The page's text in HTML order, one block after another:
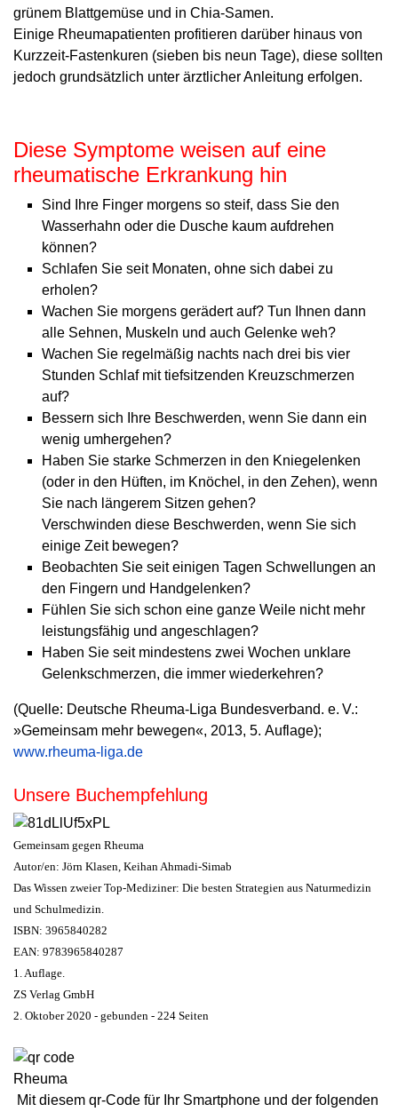
grünem Blattgemüse und in Chia-Samen.
Einige Rheumapatienten profitieren darüber hin­aus von
Kurzzeit-Fastenkuren (sieben bis neun Tage), diese sollten
jedoch grundsätzlich unter ärztlicher Anleitung erfolgen.
Diese Symptome weisen auf eine
rheumatische Erkrankung hin
Sind Ihre Finger morgens so steif, dass Sie den
Wasserhahn oder die Dusche kaum aufdrehen
können?
Schlafen Sie seit Monaten, ohne sich dabei zu
erholen?
Wachen Sie morgens gerädert auf? Tun Ihnen dann
alle Sehnen, Muskeln und auch Gelenke weh?
Wachen Sie regelmäßig nachts nach drei bis vier
Stunden Schlaf mit tiefsitzenden Kreuzschmerzen
auf?
Bessern sich Ihre Beschwerden, wenn Sie dann ein
wenig umhergehen?
Haben Sie starke Schmerzen in den Kniegelenken
(oder in den Hüften, im Knöchel, in den Zehen), wenn
Sie nach längerem Sitzen gehen?
Verschwinden diese Beschwerden, wenn Sie sich
einige Zeit bewegen?
Beobachten Sie seit einigen Tagen Schwellungen an
den Fingern und Handgelenken?
Fühlen Sie sich schon eine ganze Weile nicht mehr
leistungsfähig und angeschlagen?
Haben Sie seit mindestens zwei Wochen unklare
Gelenkschmerzen, die immer wiederkehren?
(Quelle: Deutsche Rheuma-Liga Bundesverband. e. V.:
»Gemeinsam mehr bewegen«, 2013, 5. Auflage);
www.rheuma-liga.de
Unsere Buchempfehlung
Gemeinsam gegen Rheuma
Autor/en: Jörn Klasen, Keihan Ahmadi-Simab
Das Wissen zweier Top-Mediziner: Die besten Strategien aus Naturmedizin
und Schulmedizin.
ISBN: 3965840282
EAN: 9783965840287
1. Auflage.
ZS Verlag GmbH
2. Oktober 2020 - gebunden - 224 Seiten
Mit diesem qr-Code für Ihr Smartphone und der folgenden